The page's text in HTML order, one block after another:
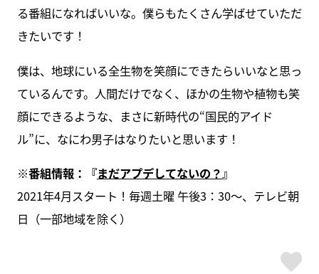
る番組になればいいな。僕らもたくさん学ばせていただ
きたいです！
僕は、地球にいる全生物を笑顔にできたらいいなと思っ
ているんです。人間だけでなく、ほかの生物や植物も笑
顔にできるような、まさに新時代の“国民的アイド
ル”に、なにわ男子はなりたいと思います！
※番組情報：『まだアプデしてないの？』
2021年4月スタート！毎週土曜 午後3：30～、テレビ朝
日（一部地域を除く）